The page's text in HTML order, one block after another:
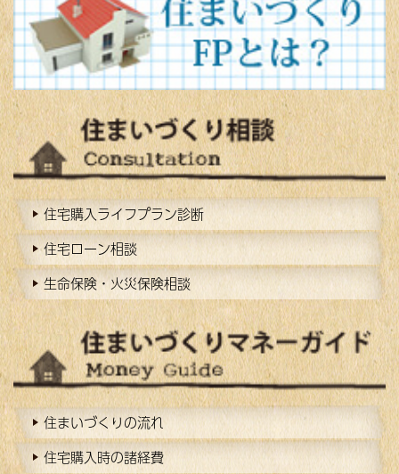
住宅購入ライフプラン診断
住宅ローン相談
生命保険・火災保険相談
住まいづくりの流れ
住宅購入時の諸経費